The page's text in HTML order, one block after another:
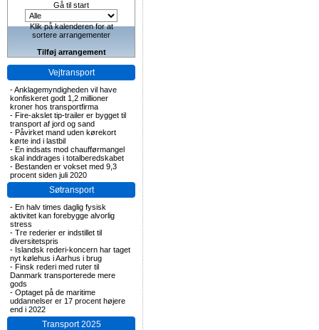
Gå til start
Klik på kalenderen for at
sortere arrangementer
Tilføj arrangement
Vejtransport
-Anklagemyndigheden vil have
konfiskeret godt 1,2 millioner
kroner hos transportfirma
- Fire-akslet tip-trailer er bygget til
transport af jord og sand
- Påvirket mand uden kørekort
kørte ind i lastbil
- En indsats mod chaufførmangel
skal inddrages i totalberedskabet
- Bestanden er vokset med 9,3
procent siden juli 2020
Søtransport
- En halv times daglig fysisk
aktivitet kan forebygge alvorlig
stress
- Tre rederier er indstillet til
diversitetspris
- Islandsk rederi-koncern har taget
nyt kølehus i Aarhus i brug
- Finsk rederi med ruter til
Danmark transporterede mere
gods
- Optaget på de maritime
uddannelser er 17 procent højere
end i 2022
Transport 2025